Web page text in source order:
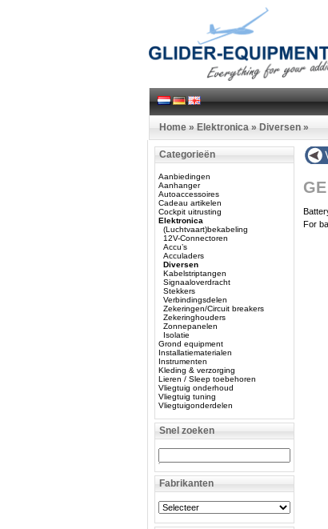
Home » Elektronica » Diversen »
Categorieën
Aanbiedingen
Aanhanger
Autoaccessoires
Cadeau artikelen
Cockpit uitrusting
Elektronica
(Luchtvaart)bekabeling
12V-Connectoren
Accu’s
Acculaders
Diversen
Kabelstriptangen
Signaaloverdracht
Stekkers
Verbindingsdelen
Zekeringen/Circuit breakers
Zekeringhouders
Zonnepanelen
Isolatie
Grond equipment
Installatiematerialen
Instrumenten
Kleding & verzorging
Lieren / Sleep toebehoren
Vliegtuig onderhoud
Vliegtuig tuning
Vliegtuigonderdelen
Snel zoeken
Fabrikanten
For